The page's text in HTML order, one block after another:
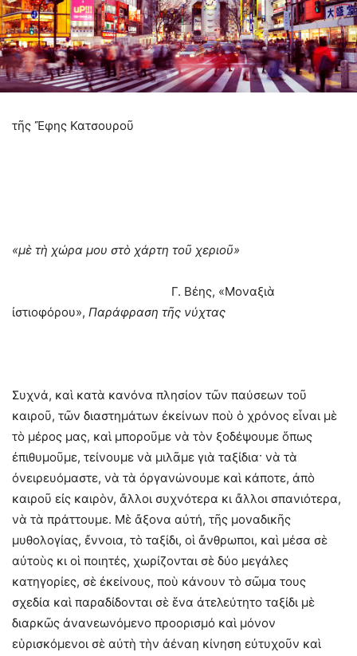
τῆς Ἔφης Κατσουροῦ
«μὲ τὴ χώρα μου στὸ χάρτη τοῦ χεριοῦ»
Γ. Βέης, «Μοναξιὰ
ἰστιοφόρου», Παράφραση τῆς νύχτας
Συχνά, καὶ κατὰ κανόνα πλησίον τῶν παύσεων τοῦ
καιροῦ, τῶν διαστημάτων ἐκείνων ποὺ ὁ χρόνος εἶναι μὲ
τὸ μέρος μας, καὶ μποροῦμε νὰ τὸν ξοδέψουμε ὅπως
ἐπιθυμοῦμε, τείνουμε νὰ μιλᾶμε γιὰ ταξίδια· νὰ τὰ
ὀνειρευόμαστε, νὰ τὰ ὀργανώνουμε καὶ κάποτε, ἀπὸ
καιροῦ εἰς καιρὸν, ἄλλοι συχνότερα κι ἄλλοι σπανιότερα,
νὰ τὰ πράττουμε. Μὲ ἄξονα αὐτή, τῆς μοναδικῆς
μυθολογίας, ἔννοια, τὸ ταξίδι, οἱ ἄνθρωποι, καὶ μέσα σὲ
αὐτοὺς κι οἱ ποιητές, χωρίζονται σὲ δύο μεγάλες
κατηγορίες, σὲ ἐκείνους, ποὺ κάνουν τὸ σῶμα τους
σχεδία καὶ παραδίδονται σὲ ἕνα ἀτελεύτητο ταξίδι μὲ
διαρκῶς ἀνανεωνόμενο προορισμό καὶ μόνον
εὑρισκόμενοι σὲ αὐτὴ τὴν ἀέναη κίνηση εὐτυχοῦν καὶ